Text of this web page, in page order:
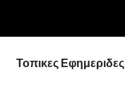
Τοπικες Εφημεριδες